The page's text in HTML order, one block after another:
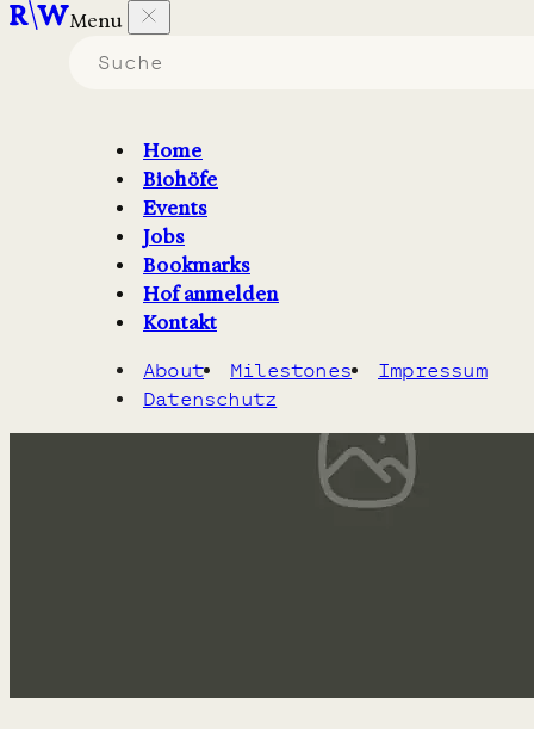
Menu
Home
Biohöfe
Events
Jobs
Bookmarks
Hof anmelden
Kontakt
About Milestones
Impressum
Datenschutz
Biohöfe in Sachsen
Karte